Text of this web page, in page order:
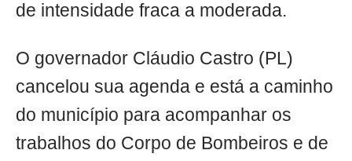
de intensidade fraca a moderada.
O governador Cláudio Castro (PL)
cancelou sua agenda e está a caminho
do município para acompanhar os
trabalhos do Corpo de Bombeiros e de